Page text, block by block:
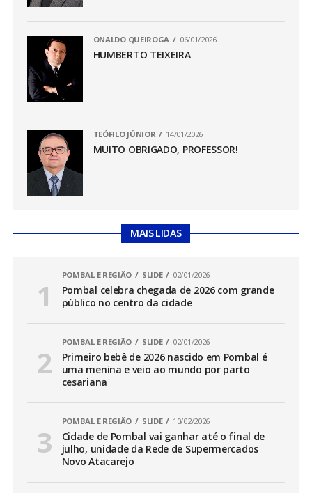
ONALDO QUEIROGA 06/01/2026
HUMBERTO TEIXEIRA
TEÓFILO JÚNIOR 14/01/2026
MUITO OBRIGADO, PROFESSOR!
MAIS LIDAS
POMBAL E REGIÃO SLIDE 02/01/2026
Pombal celebra chegada de 2026 com grande
público no centro da cidade
POMBAL E REGIÃO SLIDE 02/01/2026
Primeiro bebê de 2026 nascido em Pombal é
uma menina e veio ao mundo por parto
cesariana
POMBAL E REGIÃO SLIDE 10/02/2026
Cidade de Pombal vai ganhar até o final de
julho, unidade da Rede de Supermercados
Novo Atacarejo